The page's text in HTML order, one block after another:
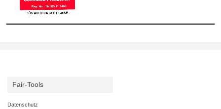
Fair-Tools
Datenschutz